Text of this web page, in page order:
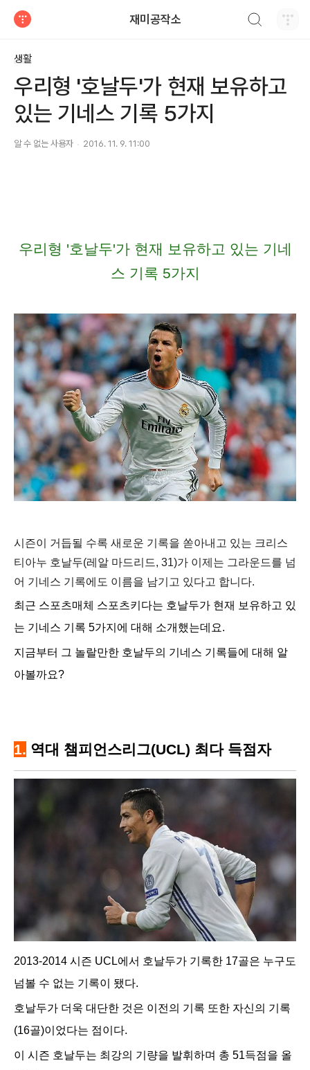
재미공작소
생활
우리형 '호날두'가 현재 보유하고
있는 기네스 기록 5가지
알 수 없는 사용자 2016. 11. 9. 11:00
우리형 '호날두'가 현재 보유하고 있는 기네
스 기록 5가지
시즌이 거듭될 수록 새로운 기록을 쏟아내고 있는 크리스
티아누 호날두(레알 마드리드, 31)가 이제는 그라운드를 넘
어 기네스 기록에도 이름을 남기고 있다고 합니다.
최근 스포츠매체 스포츠키다는 호날두가 현재 보유하고 있
는 기네스 기록 5가지에 대해 소개했는데요.
지금부터 그 놀랄만한 호날두의 기네스 기록들에 대해 알
아볼까요?
1. 역대 챔피언스리그(UCL) 최다 득점자
2013-2014 시즌 UCL에서 호날두가 기록한 17골은 누구도
넘볼 수 없는 기록이 됐다.
호날두가 더욱 대단한 것은 이전의 기록 또한 자신의 기록
(16골)이었다는 점이다.
이 시즌 호날두는 최강의 기량을 발휘하며 총 51득점을 올